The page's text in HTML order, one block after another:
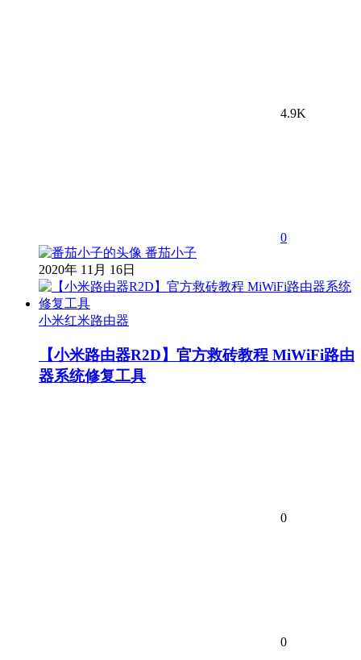
4.9K
0
番茄小子
2020年 11月 16日
小米红米路由器
【小米路由器R2D】官方救砖教程 MiWiFi路由
器系统修复工具
0
0